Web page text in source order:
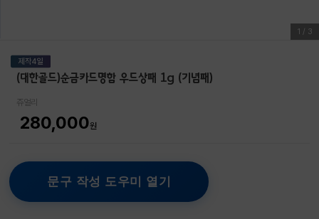
1 / 3
(대한골드)순금카드명함 우드상패 1g (기념패)
쥬얼리
280,000원
문구 작성 도우미 열기